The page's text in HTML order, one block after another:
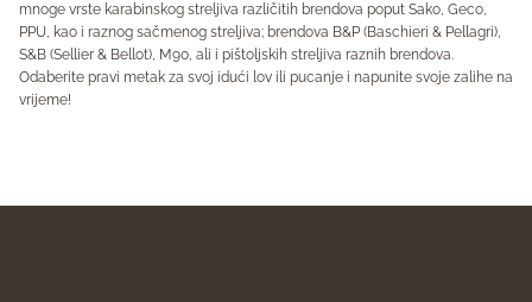
mnoge vrste karabinskog streljiva različitih brendova poput Sako, Geco,
PPU, kao i raznog sačmenog streljiva; brendova B&P (Baschieri & Pellagri),
S&B (Sellier & Bellot), M90, ali i pištoljskih streljiva raznih brendova.
Odaberite pravi metak za svoj idući lov ili pucanje i napunite svoje zalihe na
vrijeme!